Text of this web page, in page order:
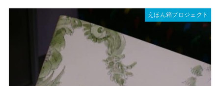
えほん箱プロジェクト